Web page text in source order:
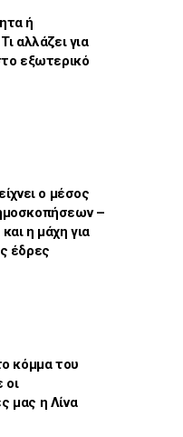
ή
αλλάζει για
εξωτερικό
ο μέσος
–
η μάχη για
έδρες
κόμμα του
οι
μας η Λίνα